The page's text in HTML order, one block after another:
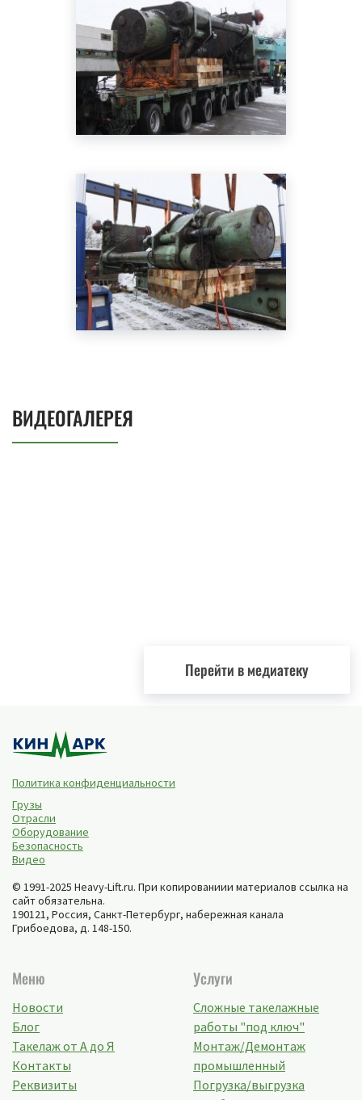
ВИДЕОГАЛЕРЕЯ
Перейти в медиатеку
Политика конфиденциальности
Грузы
Отрасли
Оборудование
Безопасность
Видео
© 1991-2025 Heavy-Lift.ru. При копированиии материалов ссылка на
сайт обязательна.
190121, Россия, Санкт-Петербург, набережная канала
Грибоедова, д. 148-150.
Меню
Новости
Блог
Такелаж от А до Я
Контакты
Реквизиты
Услуги
Сложные такелажные
работы "под ключ"
Монтаж/Демонтаж
промышленный
Погрузка/выгрузка